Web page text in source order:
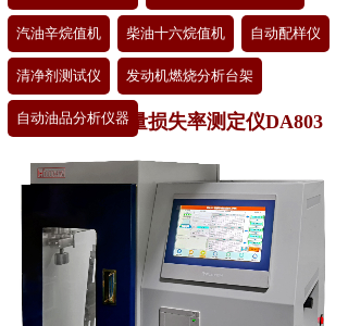
汽油辛烷值机 柴油十六烷值机 自动配样仪
清净剂测试仪 发动机燃烧分析台架
自动油品分析仪器
喷嘴质量流量损失率测定仪DA803